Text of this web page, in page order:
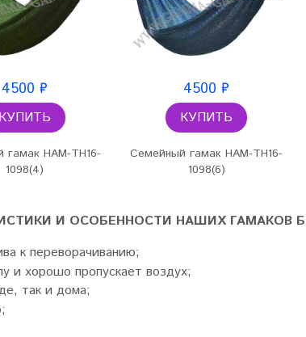
4500 ₽
КУПИТЬ
HAM-TH16-
1098(4)
4500 ₽
КУПИТЬ
Семейный гамак HAM-TH16-
1098(6)
И ОСОБЕННОСТИ НАШИХ ГАМАКОВ
к переворачиванию;
и хорошо пропускает воздух;
так и дома;